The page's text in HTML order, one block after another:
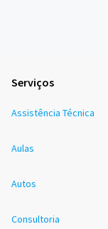
Serviços
Assistência Técnica
Aulas
Autos
Consultoria